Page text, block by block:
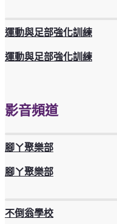
運動與足部強化訓練
運動與足部強化訓練
影音頻道
腳ㄚ聚樂部
腳ㄚ聚樂部
不倒翁學校